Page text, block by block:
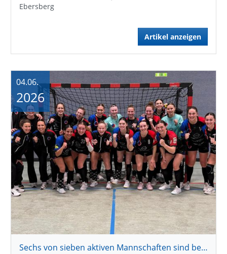
Ebersberg
Artikel anzeigen
Sechs von sieben aktiven Mannschaften sind bereits aufgestiegen
04.06.
2026